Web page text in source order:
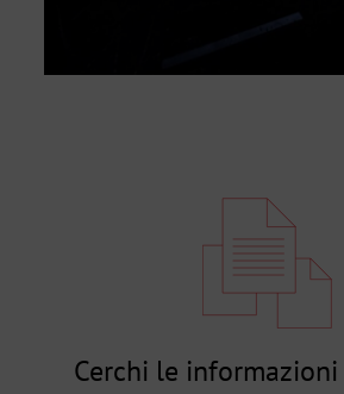
Cerchi le